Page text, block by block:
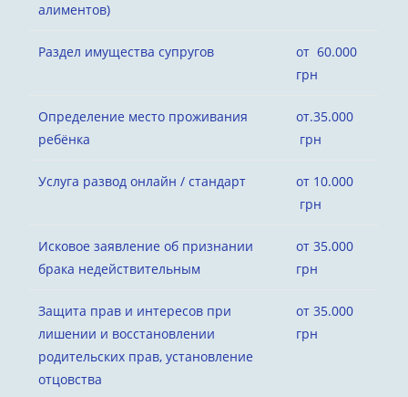
алиментов)
Раздел имущества супругов
от 60.000
грн
Определение место проживания
ребёнка
от.35.000
грн
Услуга развод онлайн / стандарт
от 10.000
грн
Исковое заявление об признании
брака недействительным
от 35.000
грн
Защита прав и интересов при
лишении и восстановлении
родительских прав, установление
отцовства
от 35.000
грн